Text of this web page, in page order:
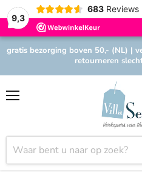
9,3
683 Reviews
gratis bezorging boven 50,- (NL) |
retourneren